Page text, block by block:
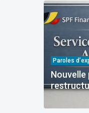
Paroles
Nouvelle